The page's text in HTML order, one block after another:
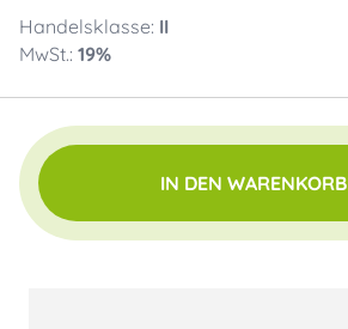
Handelsklasse: II
MwSt.: 19%
IN DEN WARENKORB